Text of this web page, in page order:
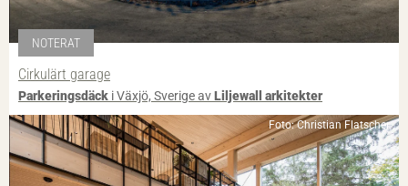
NOTERAT
Cirkulärt garage
Parkeringsdäck i Växjö, Sverige avLiljewall arkitekter
Foto: Christian Flatscher